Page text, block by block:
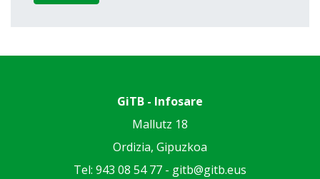
GiTB - Infosare
Mallutz 18
Ordizia, Gipuzkoa
Tel: 943 08 54 77 - gitb@gitb.eus